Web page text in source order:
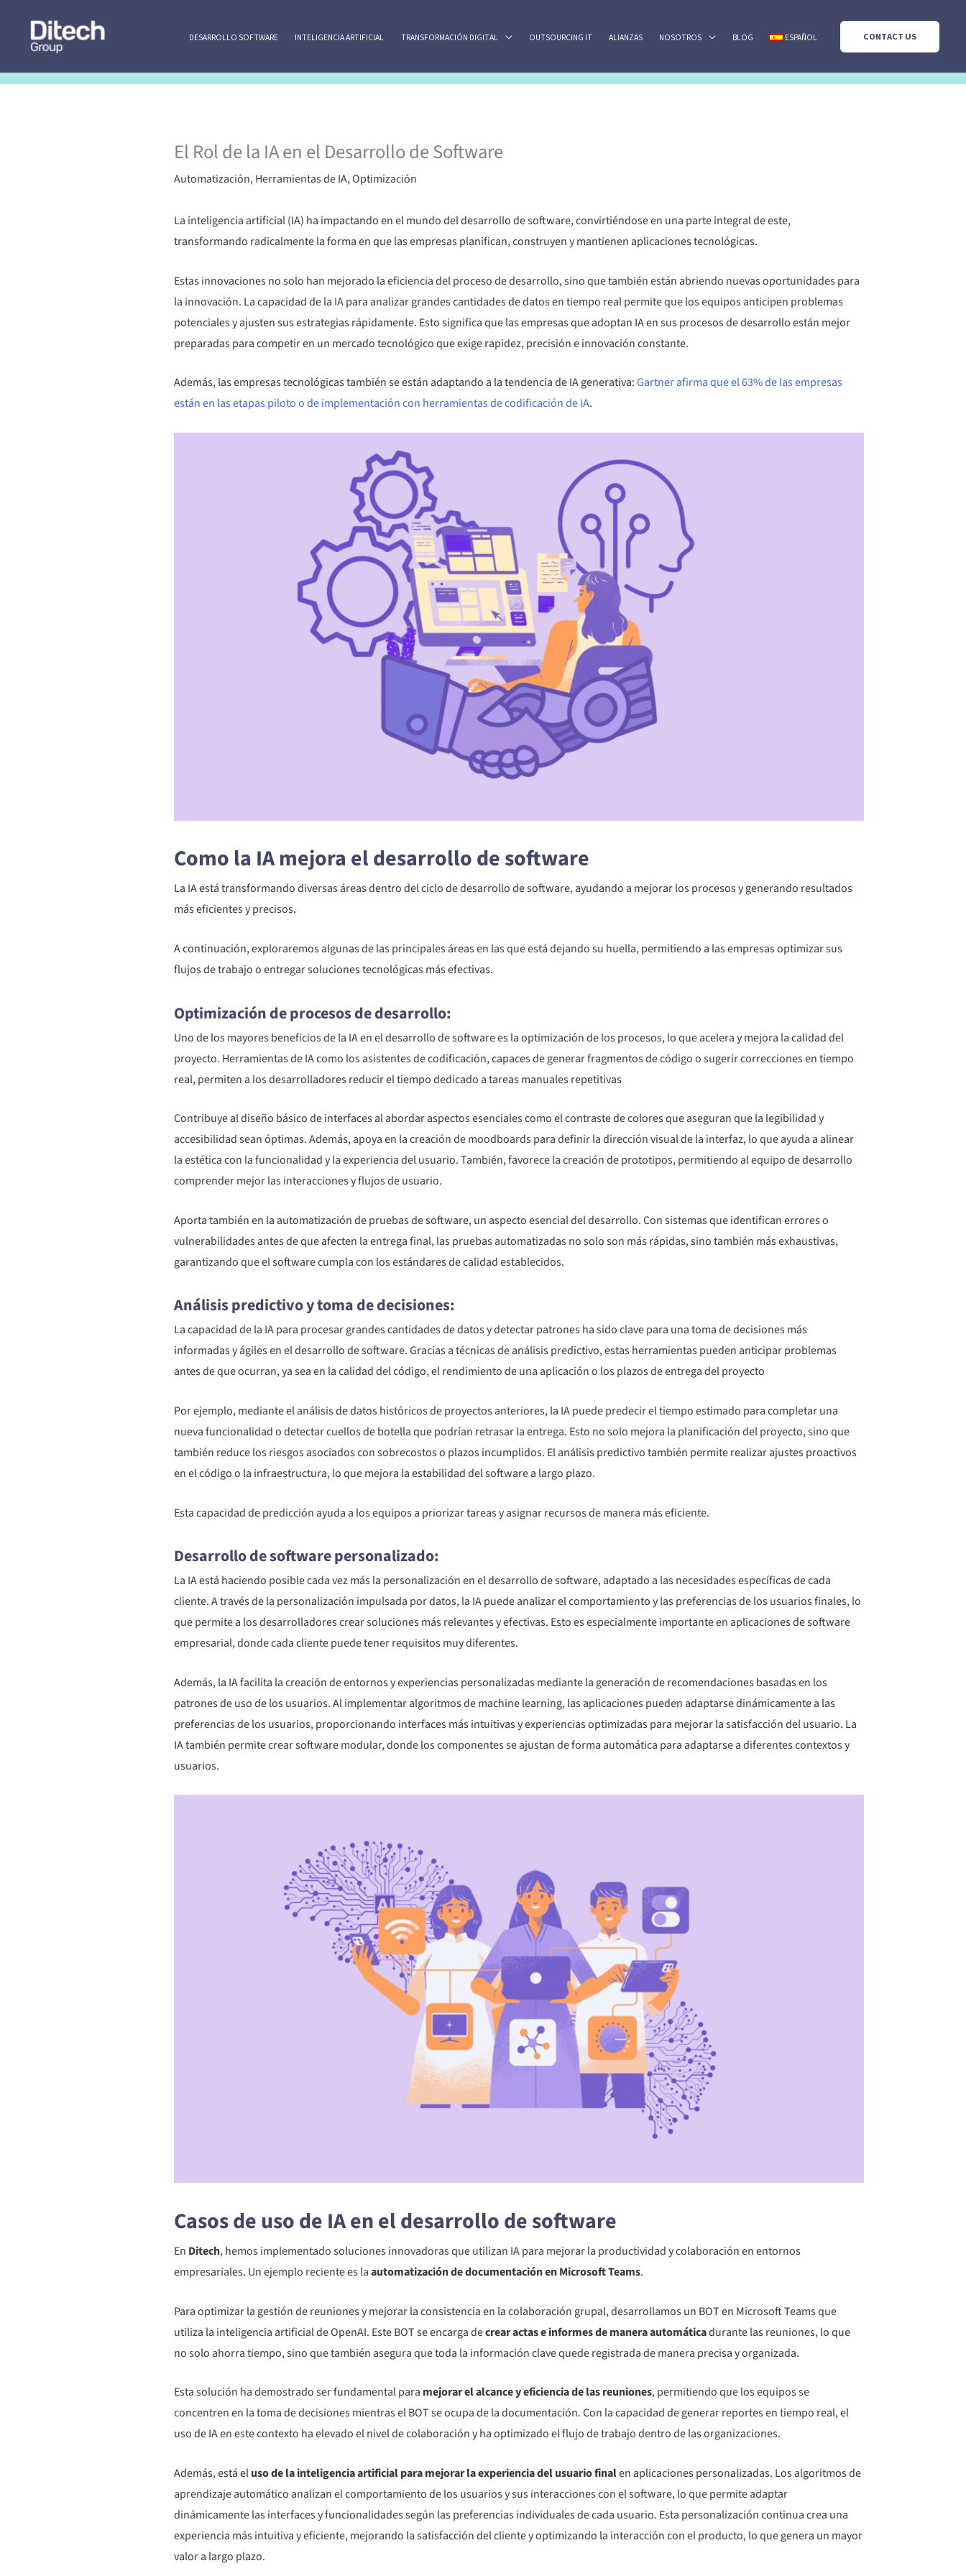
contenido
DESARROLLO SOFTWARE INTELIGENCIA ARTIFICIAL TRANSFORMACIÓN DIGITAL OUTSOURCING IT ALIANZAS NOSOTROS BLOG ESPAÑOL CONTACT US
El Rol de la IA en el Desarrollo de Software
Automatización,Herramientas de IA,Optimización
La inteligencia artificial (IA) ha impactando en el mundo del desarrollo de software, convirtiéndose en una parte integral de este,
transformando radicalmente la forma en que las empresas planifican, construyen y mantienen aplicaciones tecnológicas.
Estas innovaciones no solo han mejorado la eficiencia del proceso de desarrollo, sino que también están abriendo nuevas oportunidades para
la innovación. La capacidad de la IA para analizar grandes cantidades de datos en tiempo real permite que los equipos anticipen problemas
potenciales y ajusten sus estrategias rápidamente. Esto significa que las empresas que adoptan IA en sus procesos de desarrollo están mejor
preparadas para competir en un mercado tecnológico que exige rapidez, precisión e innovación constante.
Además, las empresas tecnológicas también se están adaptando a la tendencia de IA generativa:Gartner afirma que el 63% de las empresas
están en las etapas piloto o de implementación con herramientas de codificación de IA.
Como la IA mejora el desarrollo de software
La IA está transformando diversas áreas dentro del ciclo de desarrollo de software, ayudando a mejorar los procesos y generando resultados
más eficientes y precisos.
A continuación, exploraremos algunas de las principales áreas en las que está dejando su huella, permitiendo a las empresas optimizar sus
flujos de trabajo o entregar soluciones tecnológicas más efectivas.
Optimización de procesos de desarrollo:
Uno de los mayores beneficios de la IA en el desarrollo de software es la optimización de los procesos, lo que acelera y mejora la calidad del
proyecto. Herramientas de IA como los asistentes de codificación, capaces de generar fragmentos de código o sugerir correcciones en tiempo
real, permiten a los desarrolladores reducir el tiempo dedicado a tareas manuales repetitivas
Contribuye al diseño básico de interfaces al abordar aspectos esenciales como el contraste de colores que aseguran que la legibilidad y
accesibilidad sean óptimas. Además, apoya en la creación de moodboards para definir la dirección visual de la interfaz, lo que ayuda a alinear
la estética con la funcionalidad y la experiencia del usuario. También, favorece la creación de prototipos, permitiendo al equipo de desarrollo
comprender mejor las interacciones y flujos de usuario.
Aporta también en la automatización de pruebas de software, un aspecto esencial del desarrollo. Con sistemas que identifican errores o
vulnerabilidades antes de que afecten la entrega final, las pruebas automatizadas no solo son más rápidas, sino también más exhaustivas,
garantizando que el software cumpla con los estándares de calidad establecidos.
Análisis predictivo y toma de decisiones:
La capacidad de la IA para procesar grandes cantidades de datos y detectar patrones ha sido clave para una toma de decisiones más
informadas y ágiles en el desarrollo de software. Gracias a técnicas de análisis predictivo, estas herramientas pueden anticipar problemas
antes de que ocurran, ya sea en la calidad del código, el rendimiento de una aplicación o los plazos de entrega del proyecto
Por ejemplo, mediante el análisis de datos históricos de proyectos anteriores, la IA puede predecir el tiempo estimado para completar una
nueva funcionalidad o detectar cuellos de botella que podrían retrasar la entrega. Esto no solo mejora la planificación del proyecto, sino que
también reduce los riesgos asociados con sobrecostos o plazos incumplidos. El análisis predictivo también permite realizar ajustes proactivos
en el código o la infraestructura, lo que mejora la estabilidad del software a largo plazo.
Esta capacidad de predicción ayuda a los equipos a priorizar tareas y asignar recursos de manera más eficiente.
Desarrollo de software personalizado:
La IA está haciendo posible cada vez más la personalización en el desarrollo de software, adaptado a las necesidades específicas de cada
cliente. A través de la personalización impulsada por datos, la IA puede analizar el comportamiento y las preferencias de los usuarios finales, lo
que permite a los desarrolladores crear soluciones más relevantes y efectivas. Esto es especialmente importante en aplicaciones de software
empresarial, donde cada cliente puede tener requisitos muy diferentes.
Además, la IA facilita la creación de entornos y experiencias personalizadas mediante la generación de recomendaciones basadas en los
patrones de uso de los usuarios. Al implementar algoritmos de machine learning, las aplicaciones pueden adaptarse dinámicamente a las
preferencias de los usuarios, proporcionando interfaces más intuitivas y experiencias optimizadas para mejorar la satisfacción del usuario. La
IA también permite crear software modular, donde los componentes se ajustan de forma automática para adaptarse a diferentes contextos y
usuarios.
Casos de uso de IA en el desarrollo de software
En Ditech, hemos implementado soluciones innovadoras que utilizan IA para mejorar la productividad y colaboración en entornos
empresariales. Un ejemplo reciente es laautomatización de documentación en Microsoft Teams.
Para optimizar la gestión de reuniones y mejorar la consistencia en la colaboración grupal, desarrollamos un BOT en Microsoft Teams que
utiliza la inteligencia artificial de OpenAI. Este BOT se encarga decrear actas e informes de manera automáticadurante las reuniones, lo que
no solo ahorra tiempo, sino que también asegura que toda la información clave quede registrada de manera precisa y organizada.
Esta solución ha demostrado ser fundamental para mejorar el alcance y eficiencia de las reuniones, permitiendo que los equipos se
concentren en la toma de decisiones mientras el BOT se ocupa de la documentación. Con la capacidad de generar reportes en tiempo real, el
uso de IA en este contexto ha elevado el nivel de colaboración y ha optimizado el flujo de trabajo dentro de las organizaciones.
Además, está eluso de la inteligencia artificial para mejorar la experiencia del usuario finalen aplicaciones personalizadas. Los algoritmos de
aprendizaje automático analizan el comportamiento de los usuarios y sus interacciones con el software, lo que permite adaptar
dinámicamente las interfaces y funcionalidades según las preferencias individuales de cada usuario. Esta personalización continua crea una
experiencia más intuitiva y eficiente, mejorando la satisfacción del cliente y optimizando la interacción con el producto, lo que genera un mayor
valor a largo plazo.